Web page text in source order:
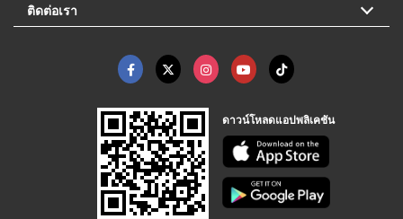
ติดต่อเรา
ดาวน์โหลดแอปพลิเคชัน